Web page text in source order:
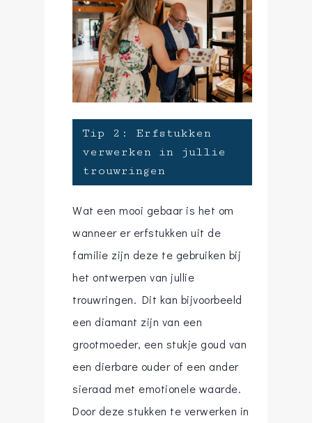
Tip 2: Erfstukken
verwerken in jullie
trouwringen
Wat een mooi gebaar is het om
wanneer er erfstukken uit de
familie zijn deze te gebruiken bij
het ontwerpen van jullie
trouwringen. Dit kan bijvoorbeeld
een diamant zijn van een
grootmoeder, een stukje goud van
een dierbare ouder of een ander
sieraad met emotionele waarde.
Door deze stukken te verwerken in